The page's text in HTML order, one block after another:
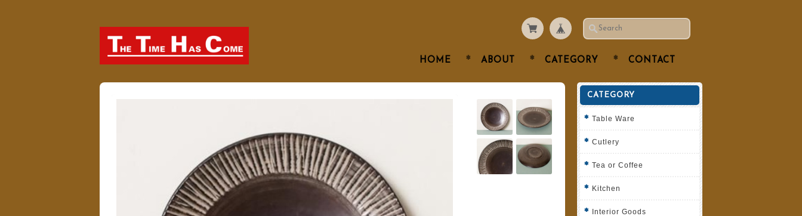
HOME ABOUT CATEGORY CONTACT
CATEGORY
Table Ware
Cutlery
Tea or Coffee
Kitchen
Interior Goods